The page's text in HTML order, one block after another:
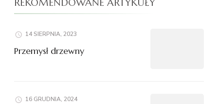
REKOMENDOWANE ARTYKUŁY
14 SIERPNIA, 2023
Przemysł drzewny
16 GRUDNIA, 2024